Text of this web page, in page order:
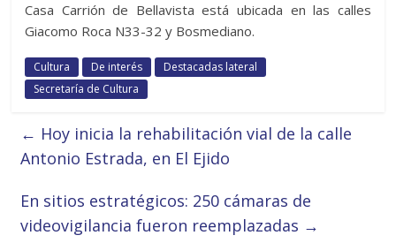
Casa Carrión de Bellavista está ubicada en las calles
Giacomo Roca N33-32 y Bosmediano.
Cultura De interés
Destacadas lateral
Secretaría de Cultura
← Hoy inicia la rehabilitación vial de la calle
Antonio Estrada, en El Ejido
En sitios estratégicos: 250 cámaras de
videovigilancia fueron reemplazadas →